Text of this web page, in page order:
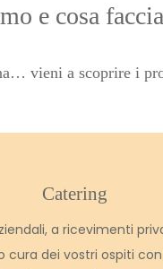
e cosa
vieni a scoprire i
Catering
a ricevimenti
cura dei vostri ospiti